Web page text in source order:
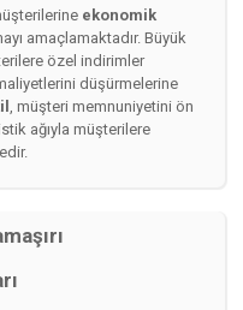
ekonomik
amaçlamaktadır. Büyük
özel indirimler
düşürmelerine
, müşteri memnuniyetini ön
ağıyla müşterilere